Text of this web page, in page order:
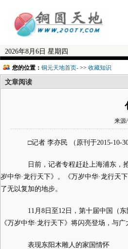
2026年8月6日 星期四
您的位置： 铜元天地首页- >> 收藏知识
文章阅读
来源
□记者 李亦民 （原刊于2015-10-30
日前，记者专程赶赴上海浦东，抢
岁中华·龙行天下》。《万岁中华·龙行天
了无以复加的地步。
11月8日至12日，第十届中国（东
《万岁中华·龙行天下》将闪亮登场，与广
表现东阳木雕人的家国情怀